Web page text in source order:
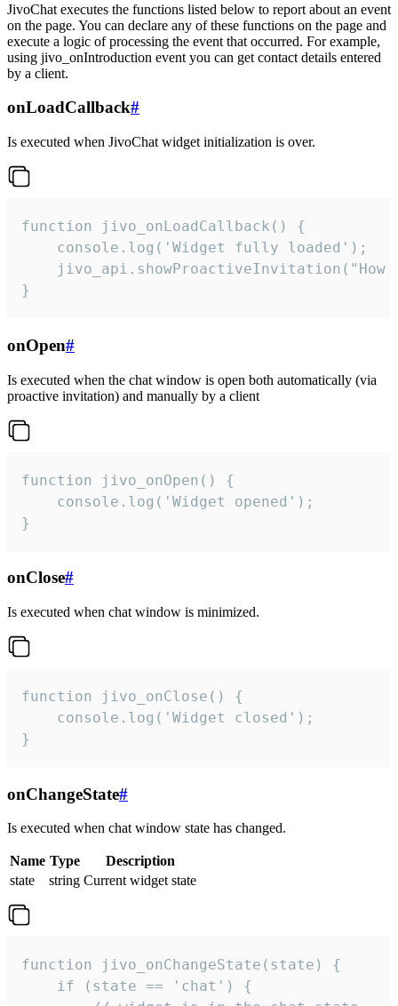
JivoChat executes the functions listed below to report about an event
on the page. You can declare any of these functions on the page and
execute a logic of processing the event that occurred. For example,
using jivo_onIntroduction event you can get contact details entered
by a client.
onLoadCallback#
Is executed when JivoChat widget initialization is over.
function jivo_onLoadCallback() {
    console.log('Widget fully loaded');
jivo_api.showProactiveInvitation("How
}
onOpen#
Is executed when the chat window is open both automatically (via
proactive invitation) and manually by a client
function jivo_onOpen() {
    console.log('Widget opened');
}
onClose#
Is executed when chat window is minimized.
function jivo_onClose() {
    console.log('Widget closed');
}
onChangeState#
Is executed when chat window state has changed.
Name Type
Description
state
string Current widget state
function jivo_onChangeState(state) {
    if (state == 'chat') {